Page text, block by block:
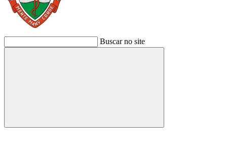
Buscar no site
Buscar